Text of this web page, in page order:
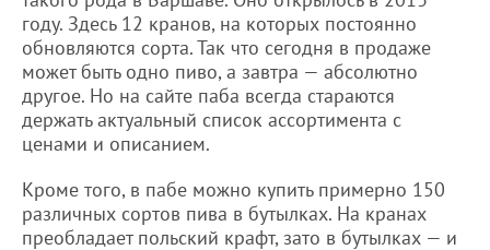
году. Здесь 12 кранов, на которых постоянно
обновляются сорта. Так что сегодня в продаже
может быть одно пиво, а завтра — абсолютно
другое. Но на сайте паба всегда стараются
держать актуальный список ассортимента с
ценами и описанием.
Кроме того, в пабе можно купить примерно 150
различных сортов пива в бутылках. На кранах
преобладает польский крафт, зато в бутылках — и